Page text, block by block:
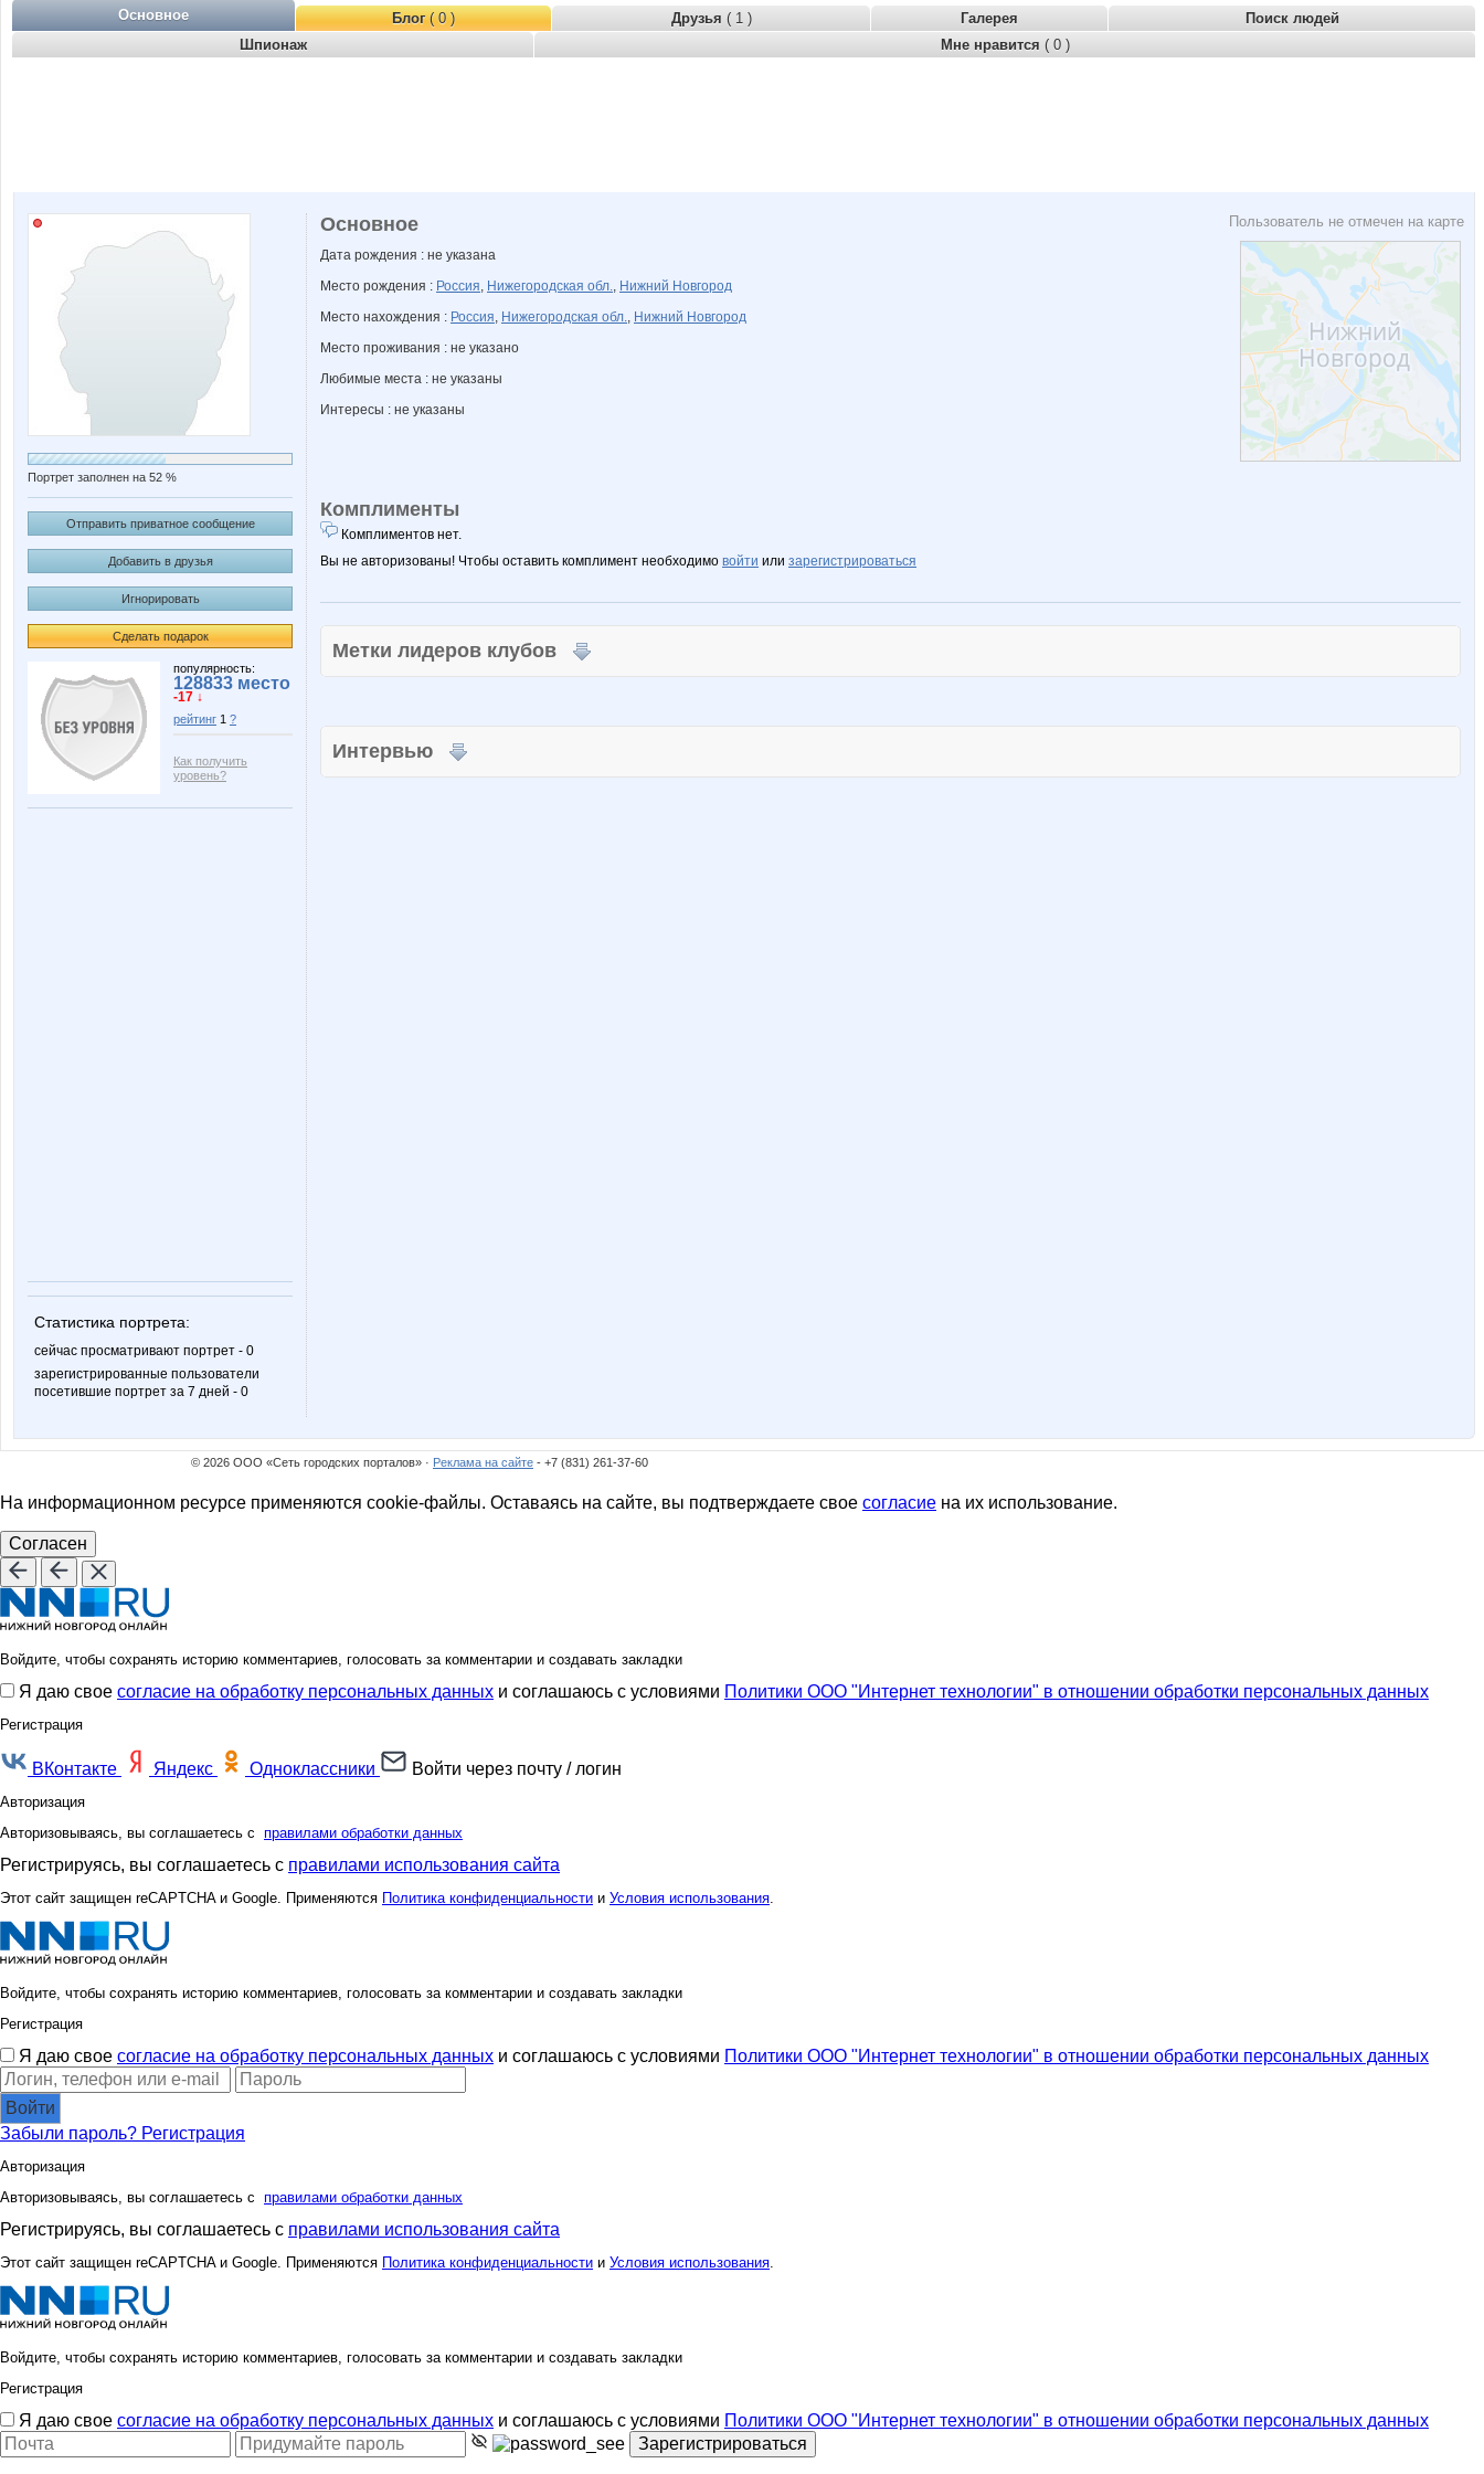
Основное Блог( 0 ) Друзья ( 1 ) Галерея
Поиск людей
Шпионаж
Мне нравится ( 0 )
Портрет заполнен на 52 %
Отправить приватное сообщение
Добавить в друзья
Игнорировать
Сделать подарок
популярность:
128833 место
-17 ↓
рейтинг 1 ?
Как получить
уровень?
Статистика портрета:
сейчас просматривают портрет - 0
зарегистрированные пользователи
посетившие портрет за 7 дней - 0
Пользователь не отмечен на карте
Основное
Дата рождения : не указана
Место рождения : Россия, Нижегородская обл., Нижний Новгород
Место нахождения : Россия, Нижегородская обл., Нижний Новгород
Место проживания : не указано
Любимые места : не указаны
Интересы : не указаны
Комплименты
Комплиментов нет.
Вы не авторизованы! Чтобы оставить комплимент необходимо войти или зарегистрироваться
Метки лидеров клубов
Интервью
© 2026 ООО «Сеть городских порталов» · Реклама на сайте - +7 (831) 261-37-60
На информационном ресурсе применяются cookie-файлы. Оставаясь на сайте, вы подтверждаете свое согласие на их использование.
Согласен
Войдите, чтобы сохранять историю комментариев, голосовать за комментарии и создавать закладки
Я даю свое согласие на обработку персональных данных и соглашаюсь с условиями Политики ООО "Интернет технологии" в отношении обработки персональных данных
Регистрация
ВКонтакте Яндекс Одноклассники Войти через почту / логин
Авторизация
Авторизовываясь, вы соглашаетесь с правилами обработки данных
Регистрируясь, вы соглашаетесь с правилами использования сайта
Этот сайт защищен reCAPTCHA и Google. Применяются Политика конфиденциальности и Условия использования.
Войдите, чтобы сохранять историю комментариев, голосовать за комментарии и создавать закладки
Регистрация
Я даю свое согласие на обработку персональных данных и соглашаюсь с условиями Политики ООО "Интернет технологии" в отношении обработки персональных данных
Войти
Забыли пароль? Регистрация
Авторизация
Авторизовываясь, вы соглашаетесь с правилами обработки данных
Регистрируясь, вы соглашаетесь с правилами использования сайта
Этот сайт защищен reCAPTCHA и Google. Применяются Политика конфиденциальности и Условия использования.
Войдите, чтобы сохранять историю комментариев, голосовать за комментарии и создавать закладки
Регистрация
Я даю свое согласие на обработку персональных данных и соглашаюсь с условиями Политики ООО "Интернет технологии" в отношении обработки персональных данных
Зарегистрироваться